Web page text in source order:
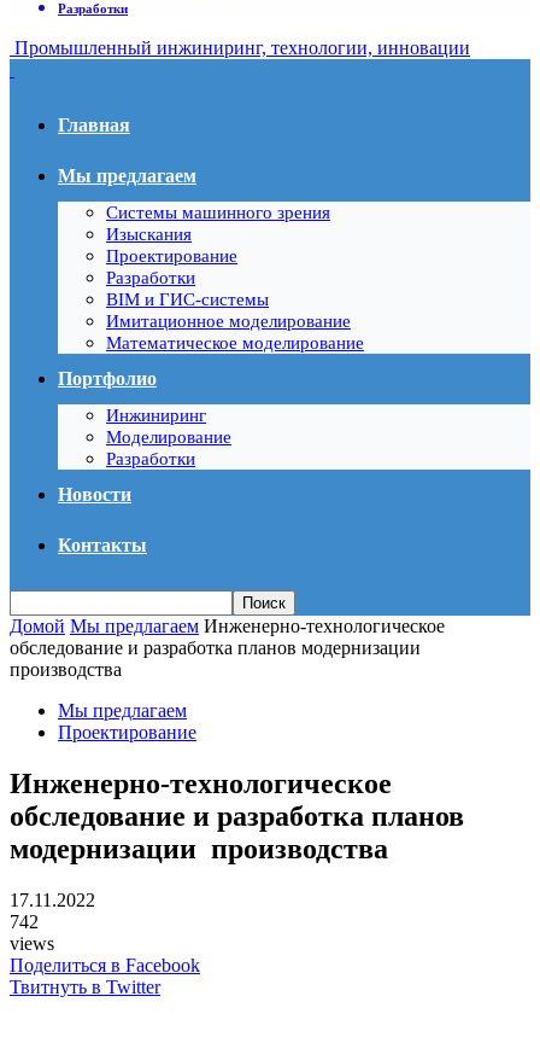
Разработки
Промышленный инжиниринг, технологии, инновации
Главная
Мы предлагаем
Системы машинного зрения
Изыскания
Проектирование
Разработки
BIM и ГИС-системы
Имитационное моделирование
Математическое моделирование
Портфолио
Инжиниринг
Моделирование
Разработки
Новости
Контакты
Домой Мы предлагаем Инженерно-технологическое
обследование и разработка планов модернизации
производства
Мы предлагаем
Проектирование
Инженерно-технологическое
обследование и разработка планов
модернизации производства
17.11.2022
742
views
Поделиться в Facebook
Твитнуть в Twitter